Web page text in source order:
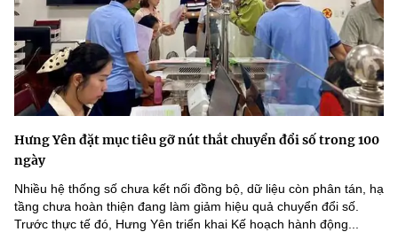
Hưng Yên đặt mục tiêu gỡ nút thắt chuyển đổi số trong 100
ngày
Nhiều hệ thống số chưa kết nối đồng bộ, dữ liệu còn phân tán, hạ
tầng chưa hoàn thiện đang làm giảm hiệu quả chuyển đổi số.
Trước thực tế đó, Hưng Yên triển khai Kế hoạch hành động...